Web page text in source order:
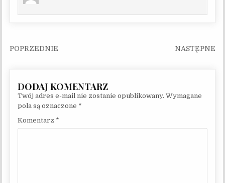
Nawigacja wpisu
Twój adres e-mail nie zostanie opublikowany. Wymagane
pola są oznaczone *
Komentarz *